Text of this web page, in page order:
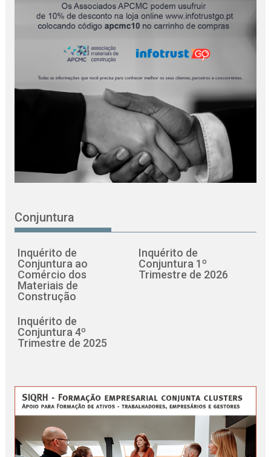
Conjuntura
Inquérito de
Conjuntura ao
Comércio dos
Materiais de
Construção
Inquérito de
Conjuntura 1º
Trimestre de 2026
Inquérito de
Conjuntura 4º
Trimestre de 2025